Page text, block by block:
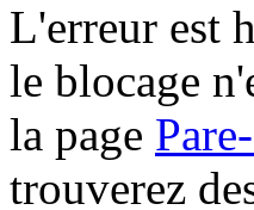
L'erreur est
le blocage
la page
trouverez